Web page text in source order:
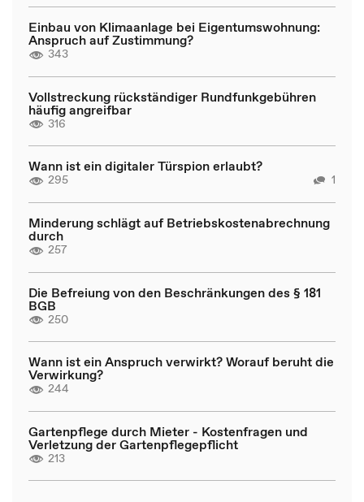
Einbau von Klimaanlage bei Eigentumswohnung:
Anspruch auf Zustimmung?
343
Vollstreckung rückständiger Rundfunkgebühren
häufig angreifbar
316
Wann ist ein digitaler Türspion erlaubt?
295 1
Minderung schlägt auf Betriebskostenabrechnung
durch
257
Die Befreiung von den Beschränkungen des § 181
BGB
250
Wann ist ein Anspruch verwirkt? Worauf beruht die
Verwirkung?
244
Gartenpflege durch Mieter - Kostenfragen und
Verletzung der Gartenpflegepflicht
213